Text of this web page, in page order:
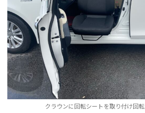
クラウンに回転シートを取り付け回